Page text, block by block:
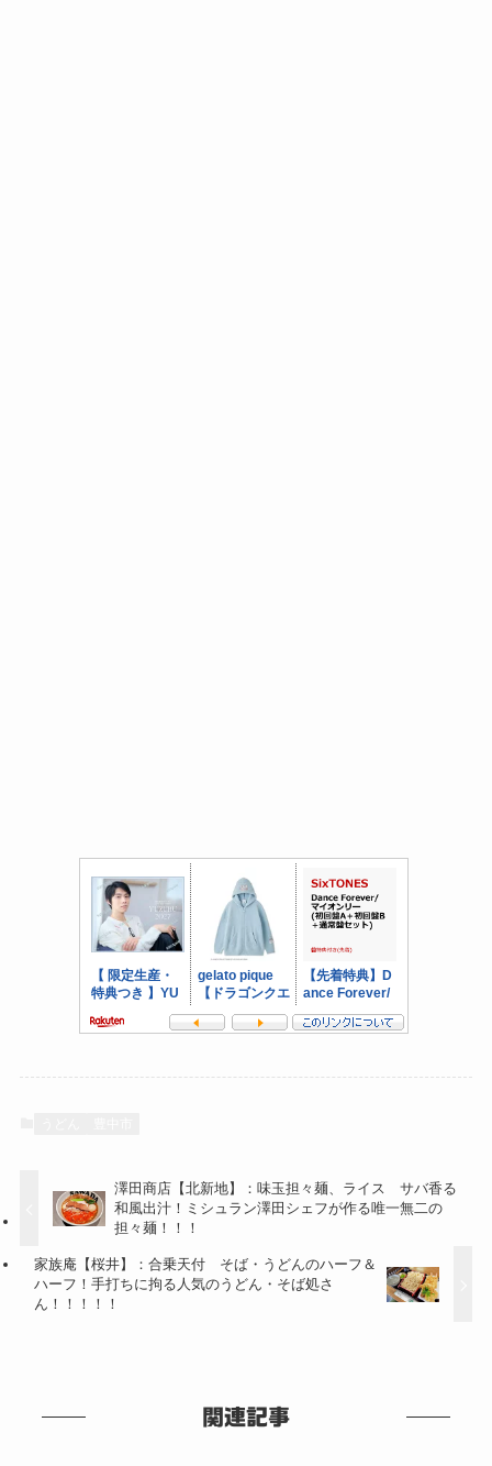
澤田商店【北新地】：味玉担々麺、ライス サバ香る
和風出汁！ミシュラン澤田シェフが作る唯一無二の
担々麺！！！
家族庵【桜井】：合乗天付 そば・うどんのハーフ＆
ハーフ！手打ちに拘る人気のうどん・そば処さ
ん！！！！！
関連記事